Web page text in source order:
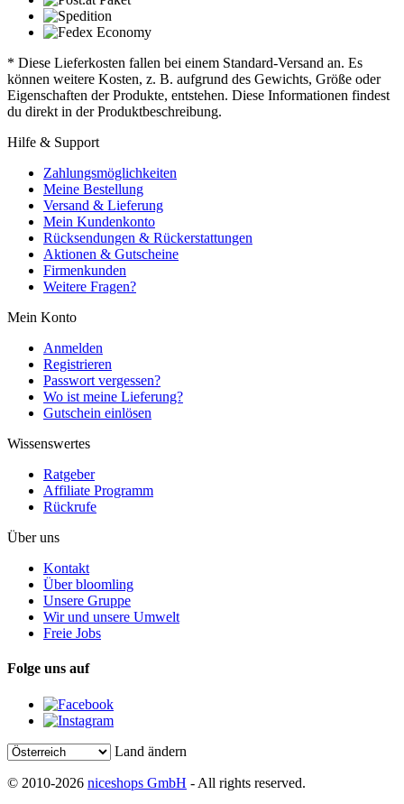
* Diese Lieferkosten fallen bei einem Standard-Versand an. Es
können weitere Kosten, z. B. aufgrund des Gewichts, Größe oder
Eigenschaften der Produkte, entstehen. Diese Informationen findest
du direkt in der Produktbeschreibung.
Hilfe & Support
Zahlungsmöglichkeiten
Meine Bestellung
Versand & Lieferung
Mein Kundenkonto
Rücksendungen & Rückerstattungen
Aktionen & Gutscheine
Firmenkunden
Weitere Fragen?
Mein Konto
Anmelden
Registrieren
Passwort vergessen?
Wo ist meine Lieferung?
Gutschein einlösen
Wissenswertes
Ratgeber
Affiliate Programm
Rückrufe
Über uns
Kontakt
Über bloomling
Unsere Gruppe
Wir und unsere Umwelt
Freie Jobs
Folge uns auf
Land ändern
© 2010-2026 niceshops GmbH - All rights reserved.